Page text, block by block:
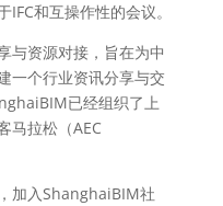
和互操作性的会议。
与资源对接，旨在为中
一个行业资讯分享与交
已经组织了上
马拉松（AEC
加入ShanghaiBIM社